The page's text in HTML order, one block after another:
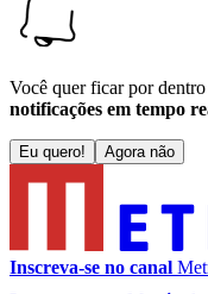
Você quer ficar por
notificações em tempo
Eu quero! Agora não
Inscreva-se no canal